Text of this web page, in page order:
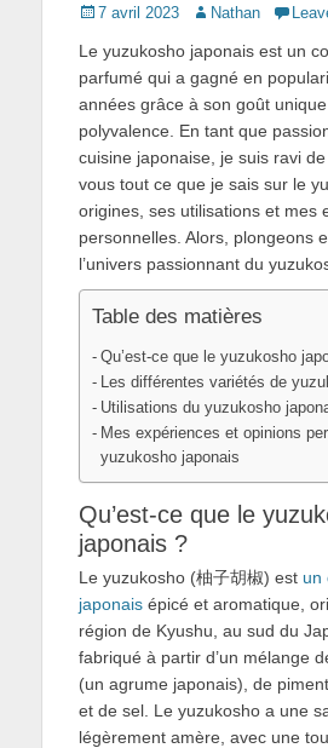
Posted
7 avril 2023 Author
Nathan
Le yuzukosho japonais est un
parfumé qui a gagné en
années grâce à son goût
polyvalence. En tant que
cuisine japonaise, je suis ravi
vous tout ce que je sais sur le
origines, ses utilisations et mes
personnelles. Alors, plongeons
l’univers passionnant du
Table des matières
Qu’est-ce que le yuzukosho
Les différentes variétés de
Utilisations du yuzukosho
Mes expériences et opinions
yuzukosho japonais
Qu’est-ce que le
japonais ?
Le yuzukosho (柚子胡椒) est un
japonais épicé et aromatique,
région de Kyushu, au sud du
fabriqué à partir d’un mélange
(un agrume japonais), de
et de sel. Le yuzukosho a une
légèrement amère, avec une